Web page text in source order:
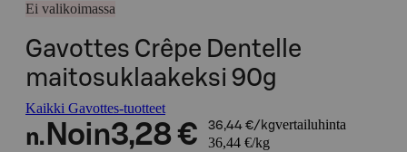
Ei valikoimassa
Gavottes Crêpe Dentelle
maitosuklaakeksi 90g
Kaikki Gavottes-tuotteet
n. Noin3,28 € 36,44 €/kgvertailuhinta
36,44 €/kg